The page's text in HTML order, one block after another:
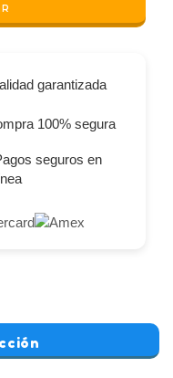
garantizada
100% segura
seguros en